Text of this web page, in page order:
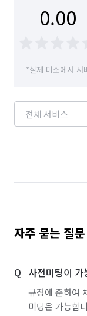
0.00
*실제 미소에서 서
자주 묻는 질문
사전미팅이 가
규정에 준하여
미팅은 가능합